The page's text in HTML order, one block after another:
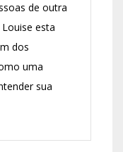
de outra
esta
dos
uma
sua